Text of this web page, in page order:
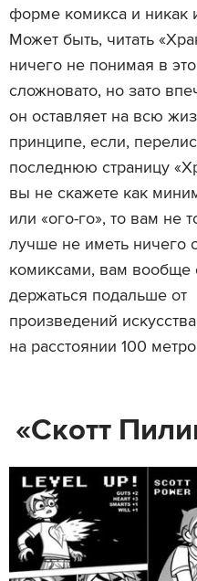
форме комикса и никак
Может быть, читать
ничего не понимая в
сложновато, но зато
он оставляет на всю
принципе, если,
последнюю страницу
вы не скажете как
или «ого-го», то вам не
лучше не иметь ничего
комиксами, вам вообще
держаться подальше от
произведений
на расстоянии 100
«Скотт